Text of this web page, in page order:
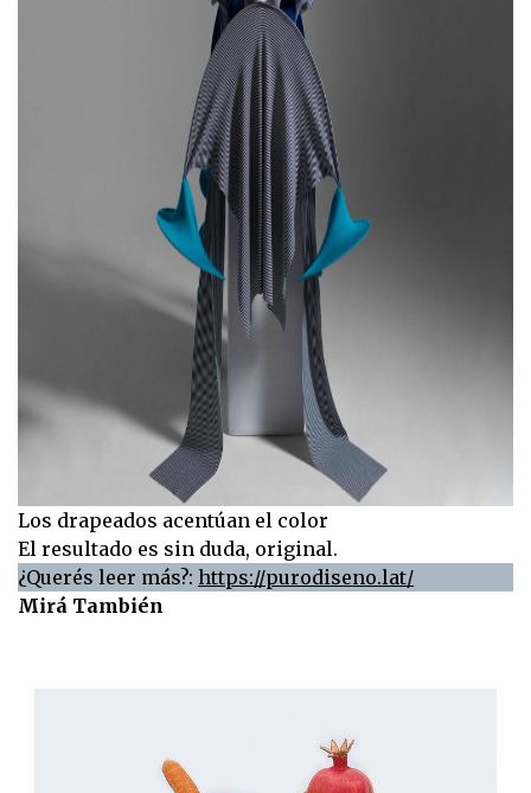
Los drapeados acentúan el color
El resultado es sin duda, original.
¿Querés leer más?: https://purodiseno.lat/
Mirá También